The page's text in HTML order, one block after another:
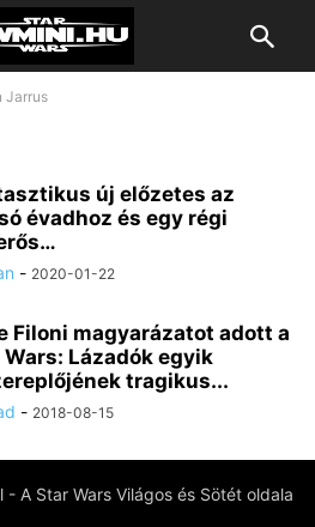
Jarrus
új előzetes az
évadhoz és egy régi
- 2020-01-22
Filoni magyarázatot adott a
Wars: Lázadók egyik
tragikus...
- 2018-08-15
- A Star Wars Világos és Sötét oldala